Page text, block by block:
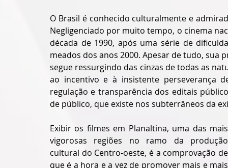
O Brasil é conhecido culturalmente e
Negligenciado por muito tempo, o cinema
década de 1990, após uma série de
meados dos anos 2000. Apesar de tudo, sua
segue ressurgindo das cinzas de todas as
ao incentivo e à insistente perseverança
regulação e transparência dos editais
de público, que existe nos subterrâneos da
Exibir os filmes em Planaltina, uma das mais
vigorosas regiões no ramo da produção
cultural do Centro-oeste, é a comprovação de
que é a hora e a vez de promover mais e mais